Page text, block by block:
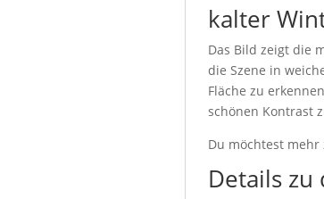
kalter
Das Bild zeigt die
die Szene in
Fläche zu
schönen Kontrast
Du möchtest mehr
Details